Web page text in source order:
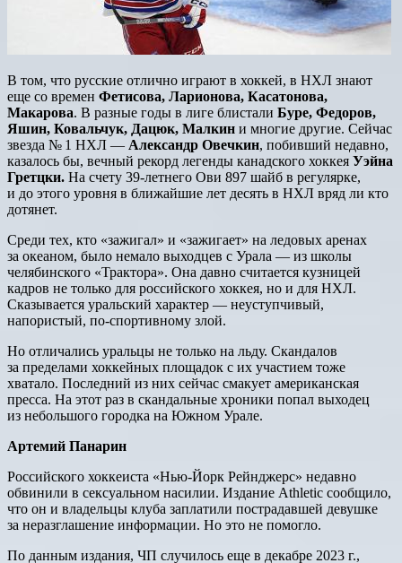
В том, что русские отлично играют в хоккей, в НХЛ знают
еще со времен Фетисова, Ларионова, Касатонова,
Макарова. В разные годы в лиге блистали Буре, Федоров,
Яшин, Ковальчук, Дацюк, Малкин и многие другие. Сейчас
звезда № 1 НХЛ — Александр Овечкин, побивший недавно,
казалось бы, вечный рекорд легенды канадского хоккея Уэйна
Гретцки. На счету 39-летнего Ови 897 шайб в регулярке,
и до этого уровня в ближайшие лет десять в НХЛ вряд ли кто
дотянет.
Среди тех, кто «зажигал» и «зажигает» на ледовых аренах
за океаном, было немало выходцев с Урала — из школы
челябинского «Трактора». Она давно считается кузницей
кадров не только для российского хоккея, но и для НХЛ.
Сказывается уральский характер — неуступчивый,
напористый, по-спортивному злой.
Но отличались уральцы не только на льду. Скандалов
за пределами хоккейных площадок с их участием тоже
хватало. Последний из них сейчас смакует американская
пресса. На этот раз в скандальные хроники попал выходец
из небольшого городка на Южном Урале.
Артемий Панарин
Российского хоккеиста «Нью-Йорк Рейнджерс» недавно
обвинили в сексуальном насилии. Издание Athletic сообщило,
что он и владельцы клуба заплатили пострадавшей девушке
за неразглашение информации. Но это не помогло.
По данным издания, ЧП случилось еще в декабре 2023 г.,